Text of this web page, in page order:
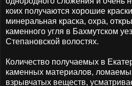
коих получаются хорошие
минеральная краска, охра,
каменного угля в Бахмутском
Степановской волостях.
Количество получаемых в
каменных материалов,
взрывчатых веществ,